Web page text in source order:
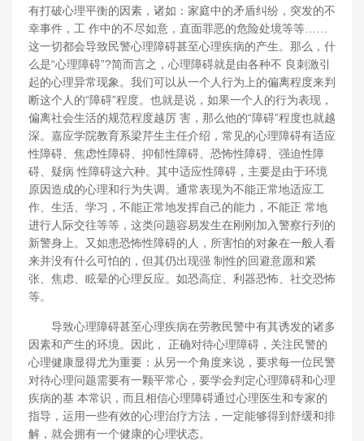
有打破心理平衡的因素，诸如：家庭中的矛盾纠纷，突发的不
幸事件，工 作中的不尽如意，直面罪恶的危险处境等等……
这一切都会导致民警心理障碍甚至心理疾病的产生。那么，什
么是“心理障碍”?简而言之，心理障碍就是由各种不 良刺激引
起的心理异常现象。我们可以从一个人行为上的偏离程度来判
断这个人的“障碍”程度。也就是说，如果一个人的行为表现，
偏离社会生活的规范程度越厉 害，那么他的“障碍”程度也就越
深。嘉应学院教育系梁芹生主任介绍，常见的心理障碍有适应
性障碍、焦虑性障碍、抑郁性障碍、恐怖性障碍、强迫性障
碍、疑病 性障碍这六种。其中适应性障碍，主要是由于环境
原因造成的心理和行为失调。通常表现为不能正常地适应工
作、生活、学习，不能正常地发挥自己的能力，不能正 常地
进行人际交往等等，这类问题容易发生在刚刚加入警察行列的
新警身上。又如患恐怖性障碍的人，所害怕的对象在一般人看
来并没有什么可怕的，但其仍出现强 制性的回避意愿和紧
张、焦虑、眩晕的心理反应。如恐高症、利器恐怖、社交恐怖
等。
导致心理障碍甚至心理疾病在劳教民警中有其诱发的诸多
因素和产生的环境。因此， 正确对待心理障碍，关注民警的
心理健康显得尤为重要：从另一个角度来说，要求每一位民警
对待心理问题需要有一颗平常心，要学会判定心理障碍和心理
疾病的基 本常识，而且相信心理障碍通过心理医生和专家的
指导，运用一些有效的心理治疗方法，一定能够得到舒缓和排
解，就会拥有一个健康的心理状态。